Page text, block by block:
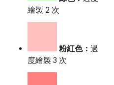
繪製 2 次
粉紅色： 過
度繪製 3 次